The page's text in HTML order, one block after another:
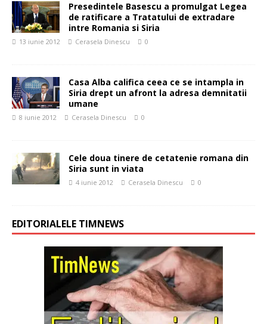
Presedintele Basescu a promulgat Legea
de ratificare a Tratatului de extradare
intre Romania si Siria
13 iunie 2012 Cerasela Dinescu 0
Casa Alba califica ceea ce se intampla in
Siria drept un afront la adresa demnitatii
umane
8 iunie 2012 Cerasela Dinescu 0
Cele doua tinere de cetatenie romana din
Siria sunt in viata
4 iunie 2012 Cerasela Dinescu 0
EDITORIALELE TIMNEWS